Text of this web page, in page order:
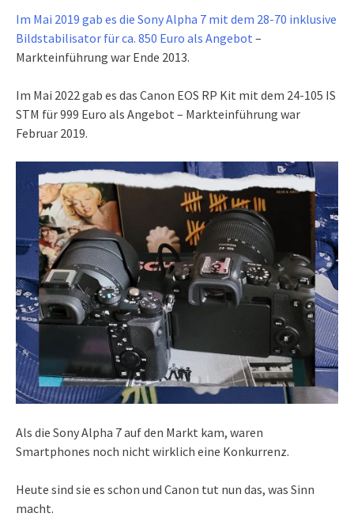
Im Mai 2019 gab es die Sony Alpha 7 mit dem 28-70 inklusive
Bildstabilisator für ca. 850 Euro als Angebot –
Markteinführung war Ende 2013.
Im Mai 2022 gab es das Canon EOS RP Kit mit dem 24-105 IS
STM für 999 Euro als Angebot – Markteinführung war
Februar 2019.
Als die Sony Alpha 7 auf den Markt kam, waren
Smartphones noch nicht wirklich eine Konkurrenz.
Heute sind sie es schon und Canon tut nun das, was Sinn
macht.